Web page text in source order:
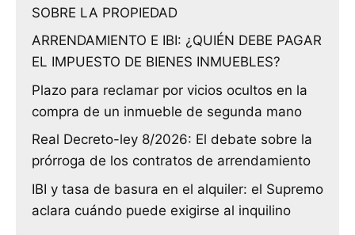
SOBRE LA PROPIEDAD
ARRENDAMIENTO E IBI: ¿QUIÉN DEBE PAGAR
EL IMPUESTO DE BIENES INMUEBLES?
Plazo para reclamar por vicios ocultos en la
compra de un inmueble de segunda mano
Real Decreto-ley 8/2026: El debate sobre la
prórroga de los contratos de arrendamiento
IBI y tasa de basura en el alquiler: el Supremo
aclara cuándo puede exigirse al inquilino